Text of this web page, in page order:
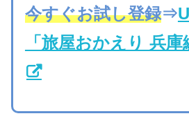
今すぐお試し登録⇒
「旅屋おかえり 兵庫